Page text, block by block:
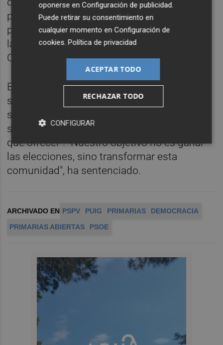
pregobierno", en la que deben "enunciar más
propuestas y continuar denunciando todas
las cuestiones que han llevado a la
Comunitat a esta situación".
En la misma línea, destaca que los
socialistas están "dispuestos a ser la
solución" ante un gobierno 'popular' que, a
su juicio, "después de 20 años no tiene nada
que ofrecer". "Nuestro objetivo no es ganar
las elecciones, sino transformar esta
comunidad", ha sentenciado.
ARCHIVADO EN PSPV PUIG PRIMARIAS
DEMOCRACIA
PRIMARIAS ABIERTAS
PSOE
oponerse enConfiguración de publicidad
Puede retirar su consentimiento en
cualquier momento enConfiguración de
cookies .Política de privacidad
ACEPTAR TODO
RECHAZAR TODO
CONFIGURAR